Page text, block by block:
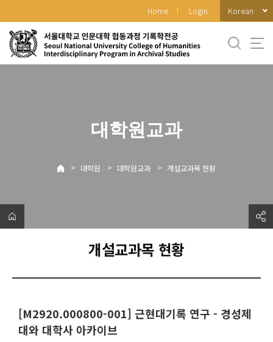
로
메
Home Login Korean
대학원교과
> 대학원 > 대학원교과 > 개설교과목 현황
개설교과목 현황
[M2920.000800-001] 근현대기록 연구 - 경성제
대와 대학사 아카이브